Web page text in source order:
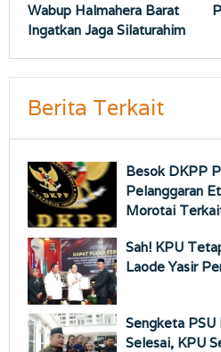
Wabup Halmahera Barat
Ingatkan Jaga Silaturahim
Berita Terkait
Besok DKPP
Pelanggaran
Morotai
Sah! KPU
Laode Yasir
Sengketa PSU
Selesai, KPU